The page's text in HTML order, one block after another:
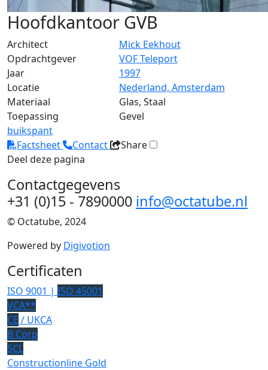
Hoofdkantoor GVB
Architect
Mick Eekhout
Opdrachtgever
VOF Teleport
Jaar
1997
Locatie
Nederland, Amsterdam
Materiaal
Glas, Staal
Toepassing
Gevel
buikspant
Factsheet
Contact
Share
Deel deze pagina
Contactgegevens
+31 (0)15 - 7890000 info@octatube.nl
© Octatube, 2024
Powered by Digivotion
Certificaten
ISO 9001 | ISO 45001
VCA**
CE / UKCA
B Corp
SCL
Constructionline Gold